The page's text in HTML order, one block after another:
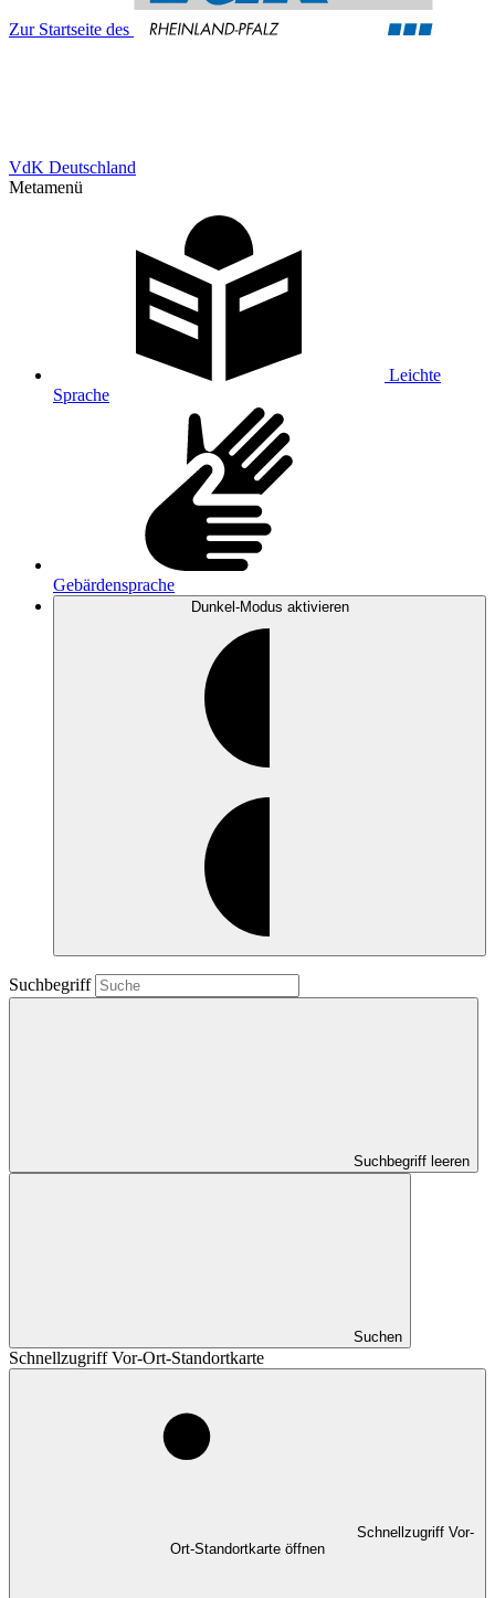
Zur Startseite des
VdK Deutschland
Metamenü
Leichte
Sprache
Gebärdensprache
Dunkel-Modus aktivieren
Suchbegriff
Suchbegriff leeren
Suchen
Schnellzugriff Vor-Ort-Standortkarte
Schnellzugriff Vor-
Ort-Standortkarte öffnen